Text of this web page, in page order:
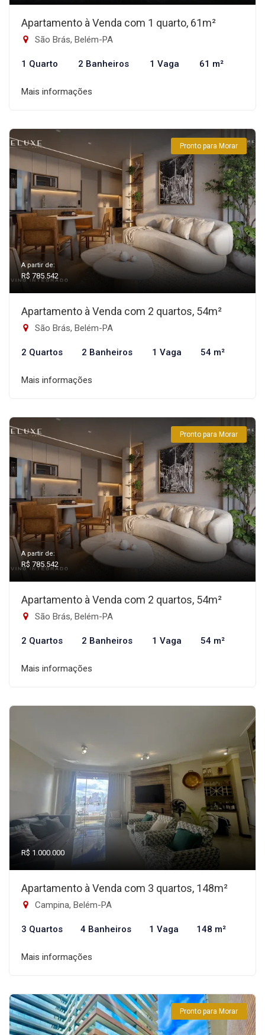
Apartamento à Venda com 1 quarto, 61m²
São Brás, Belém-PA
1 Quarto 2 Banheiros 1 Vaga 61 m²
Mais informações
Pronto para Morar
A partir de:
R$ 785.542
Apartamento à Venda com 2 quartos, 54m²
São Brás, Belém-PA
2 Quartos 2 Banheiros 1 Vaga 54 m²
Mais informações
Pronto para Morar
A partir de:
R$ 785.542
Apartamento à Venda com 2 quartos, 54m²
São Brás, Belém-PA
2 Quartos 2 Banheiros 1 Vaga 54 m²
Mais informações
R$ 1.000.000
Apartamento à Venda com 3 quartos, 148m²
Campina, Belém-PA
3 Quartos 4 Banheiros 1 Vaga 148 m²
Mais informações
Pronto para Morar